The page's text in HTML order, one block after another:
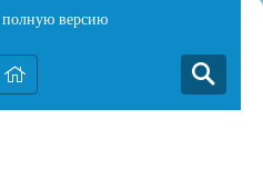
версию